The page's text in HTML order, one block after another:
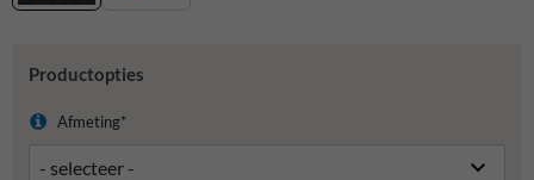
Productopties
Afmeting*